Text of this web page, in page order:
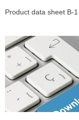
Product data sheet B-1